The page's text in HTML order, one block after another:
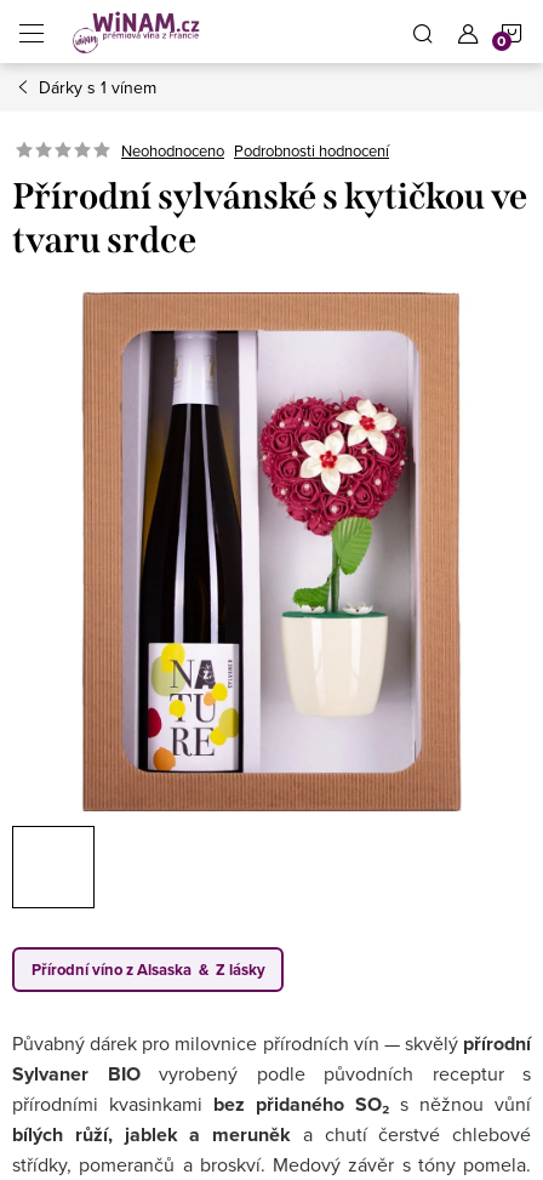
obsah
Dárky s 1 vínem
Neohodnoceno Podrobnosti hodnocení
Přírodní sylvánské s kytičkou ve
tvaru srdce
Přírodní víno z Alsaska & Z lásky
Půvabný dárek pro milovnice přírodních vín — skvělý přírodní
Sylvaner BIOvyrobený podle původních receptur s
přírodními kvasinkami bez přidaného SO₂ s něžnou vůní
bílých růží, jablek a meruněk a chutí čerstvé chlebové
střídky, pomerančů a broskví. Medový závěr s tóny pomela.